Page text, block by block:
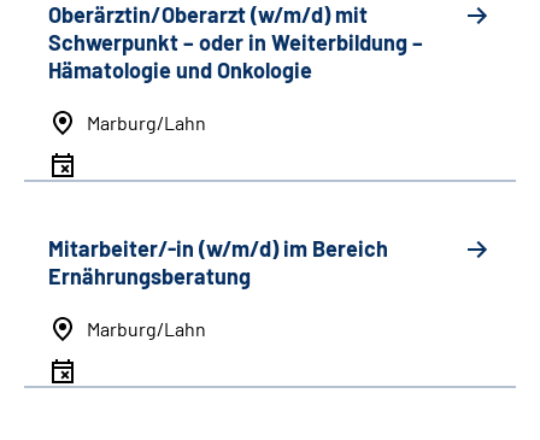
Oberärztin/Oberarzt (w/m/d) mit
Schwerpunkt– oder in Weiterbildung–
Hämatologie und Onkologie
Marburg/Lahn
Mitarbeiter/-in (w/m/d) im Bereich
Ernährungsberatung
Marburg/Lahn